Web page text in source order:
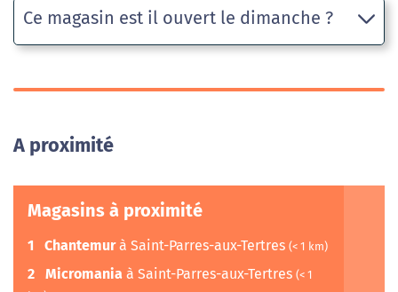
Ce magasin est il ouvert le dimanche ?
A proximité
Magasins à proximité
1 Chantemurà Saint-Parres-aux-Tertres (< 1 km)
2 Micromania à Saint-Parres-aux-Tertres (< 1